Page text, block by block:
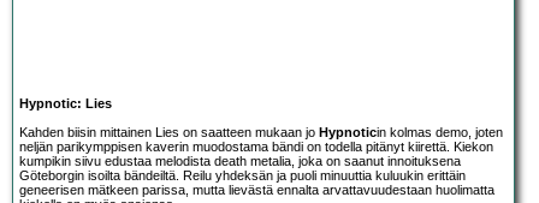
Hypnotic: Lies
Kahden biisin mittainen Lies on saatteen mukaan jo Hypnoticin kolmas demo, joten
neljän parikymppisen kaverin muodostama bändi on todella pitänyt kiirettä. Kiekon
kumpikin siivu edustaa melodista death metalia, joka on saanut innoituksena
Göteborgin isoilta bändeiltä. Reilu yhdeksän ja puoli minuuttia kuluukin erittäin
geneerisen mätkeen parissa, mutta lievästä ennalta arvattavuudestaan huolimatta